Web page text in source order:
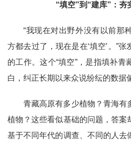
“填空”到“建库”：夯
“我现在对出野外没有以前那
方都去过了，现在是在‘填空’。”
的工作。这个“填空”，是指填补青
白，纠正长期以来众说纷纭的数据
青藏高原有多少植物？青海有
植物？这些看似基础的问题，答案
基于不同年代的调查、不同的人去